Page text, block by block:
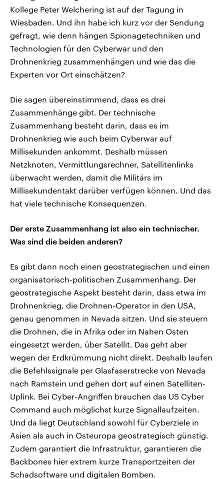
Kollege Peter Welchering ist auf der Tagung in
Wiesbaden. Und ihn habe ich kurz vor der Sendung
gefragt, wie denn hängen Spionagetechniken und
Technologien für den Cyberwar und den
Drohnenkrieg zusammenhängen und wie das die
Experten vor Ort einschätzen?
Die sagen übereinstimmend, dass es drei
Zusammenhänge gibt. Der technische
Zusammenhang besteht darin, dass es im
Drohnenkrieg wie auch beim Cyberwar auf
Millisekunden ankommt. Deshalb müssen
Netzknoten, Vermittlungsrechner, Satellitenlinks
überwacht werden, damit die Militärs im
Millisekundentakt darüber verfügen können. Und das
hat viele technische Konsequenzen.
Der erste Zusammenhang ist also ein technischer.
Was sind die beiden anderen?
Es gibt dann noch einen geostrategischen und einen
organisatorisch-politischen Zusammenhang. Der
geostrategische Aspekt besteht darin, dass etwa im
Drohnenkrieg, die Drohnen-Operator in den USA,
genau genommen in Nevada sitzen. Und sie steuern
die Drohnen, die in Afrika oder im Nahen Osten
eingesetzt werden, über Satellit. Das geht aber
wegen der Erdkrümmung nicht direkt. Deshalb laufen
die Befehlssignale per Glasfaserstrecke von Nevada
nach Ramstein und gehen dort auf einen Satelliten-
Uplink. Bei Cyber-Angriffen brauchen das US Cyber
Command auch möglichst kurze Signallaufzeiten.
Und da liegt Deutschland sowohl für Cyberziele in
Asien als auch in Osteuropa geostrategisch günstig.
Zudem garantiert die Infrastruktur, garantieren die
Backbones hier extrem kurze Transportzeiten der
Schadsoftware und digitalen Bomben.